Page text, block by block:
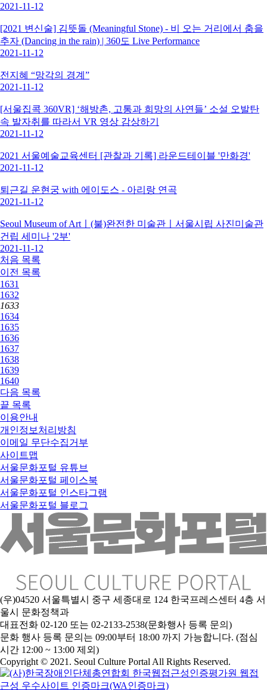
2021-11-12
[2021 변신술] 김뜻돌 (Meaningful Stone) - 비 오는 거리에서 춤을
추자 (Dancing in the rain) | 360도 Live Performance
2021-11-12
전지혜 “망각의 경계”
2021-11-12
[서울집콕 360VR] ‘해방촌, 고통과 희망의 사연들’ 소설 오발탄
속 발자취를 따라서 VR 영상 감상하기
2021-11-12
2021 서울예술교육센터 [관찰과 기록] 라운드테이블 '만화경'
2021-11-12
퇴근길 운현궁 with 에이도스 - 아리랑 연곡
2021-11-12
Seoul Museum of Artㅣ(불)완전한 미술관ㅣ서울시립 사진미술관
건립 세미나 '2부'
2021-11-12
처음 목록
이전 목록
1631
1632
1633
1634
1635
1636
1637
1638
1639
1640
다음 목록
끝 목록
이용안내
개인정보처리방침
이메일 무단수집거부
사이트맵
서울문화포털 유튜브
서울문화포털 페이스북
서울문화포털 인스타그램
서울문화포털 블로그
(우)04520 서울특별시 중구 세종대로 124 한국프레스센터 4층 서
울시 문화정책과
대표전화 02-120 또는 02-2133-2538(문화행사 등록 문의)
문화 행사 등록 문의는 09:00부터 18:00 까지 가능합니다. (점심
시간 12:00 ~ 13:00 제외)
Copyright © 2021. Seoul Culture Portal All Rights Reserved.